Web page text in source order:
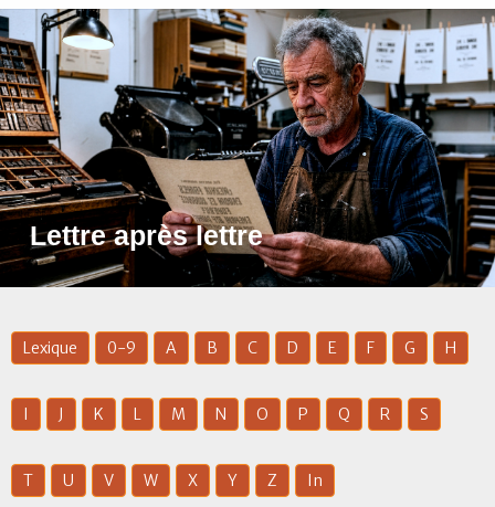
Lettre après lettre
Lexique 0-9 A B C D E F G H
I J K L M N O P Q R S
T U V W X Y Z In